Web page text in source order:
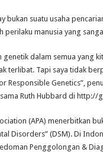
bukan suatu usaha
perilaku manusia yang
dalam semua yang
terlibat. Tapi saya tidak
Responsible Genetics”,
Ruth Hubbard di
(APA) menerbitkan
Disorders” (DSM). Di
Penggolongan &